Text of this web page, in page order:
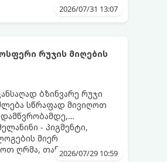
2026/07/31 13:07
რუჯის მიღების
ბზინვარე რუჯი
სწრაფად მივიღოთ
- პიგმენტი,
მიერ
ღრმა, თანაბარი და
2026/07/29 10:59